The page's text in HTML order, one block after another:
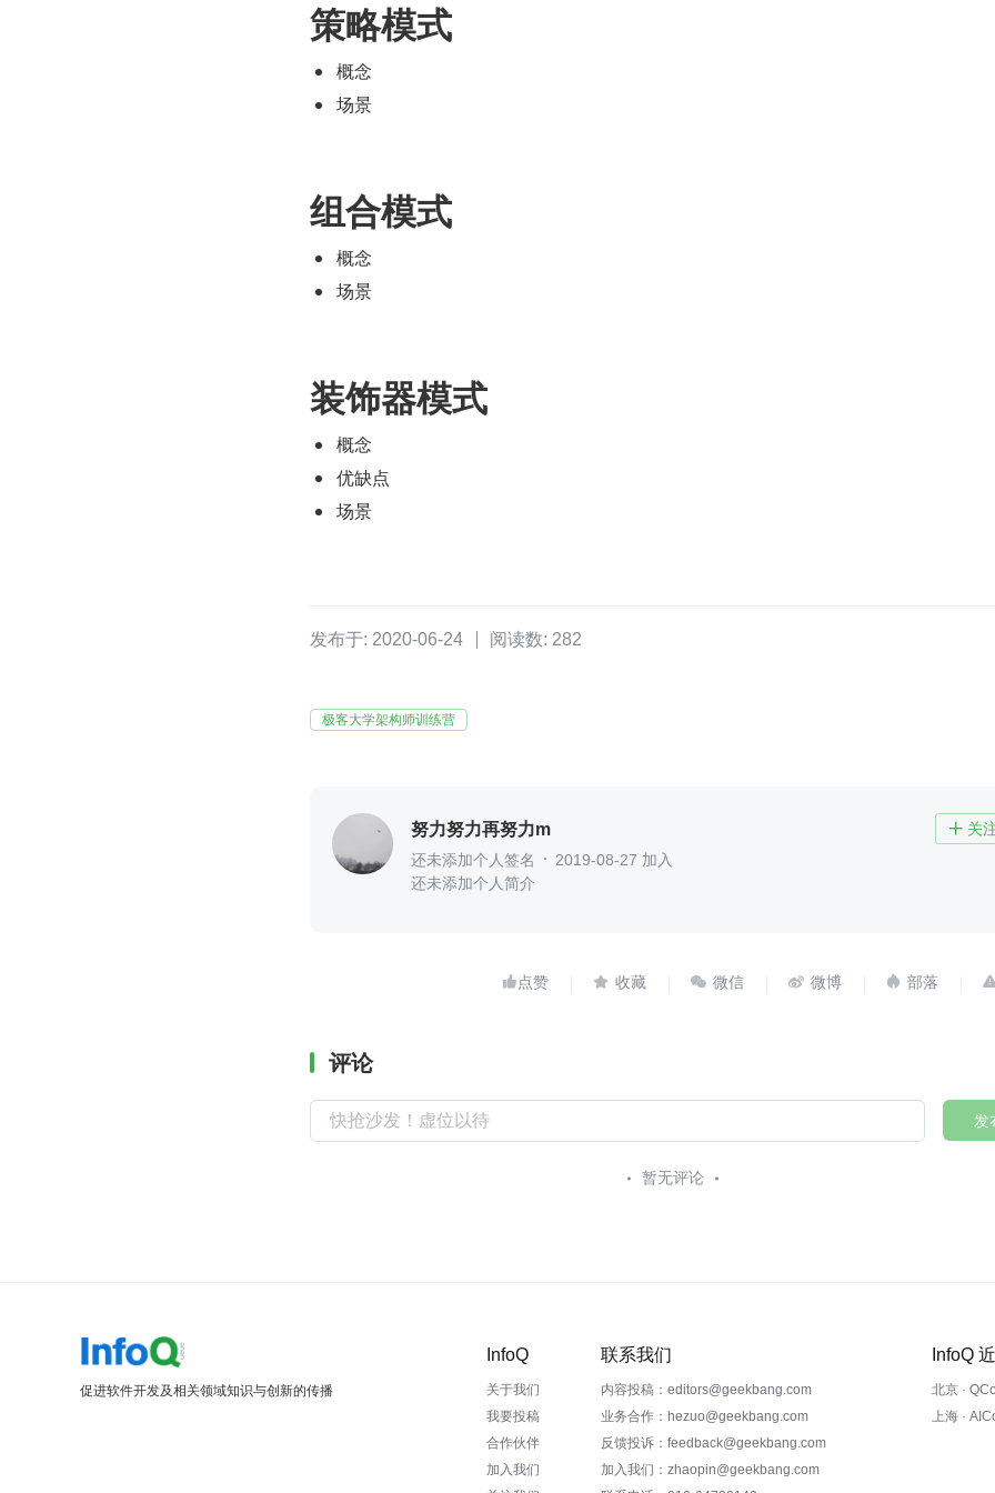
策略模式
概念
场景
组合模式
概念
场景
装饰器模式
概念
优缺点
场景
发布于: 2020-06-24 阅读数: 282
极客大学架构师训练营
努力努力再努力m  关
还未添加个人签名
2019-08-27 加入
还未添加个人简介
    
评论
发
暂无评论
促进软件开发及相关领域知识与创新的传播
InfoQ
关于我们
我要投稿
合作伙伴
加入我们
联系我们
内容投稿：editors@geekbang.com
业务合作：hezuo@geekbang.com
反馈投诉：feedback@geekbang.com
加入我们：zhaopin@geekbang.com
InfoQ
北京 ·
上海 ·